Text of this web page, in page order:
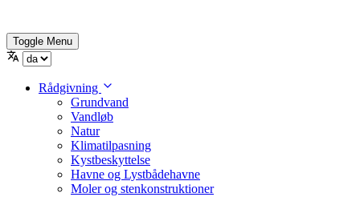
Toggle Menu
Rådgivning
Grundvand
Vandløb
Natur
Klimatilpasning
Kystbeskyttelse
Havne og Lystbådehavne
Moler og stenkonstruktioner